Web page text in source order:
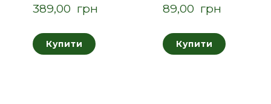
389,00  грн
Купити
89,00  грн
Купити